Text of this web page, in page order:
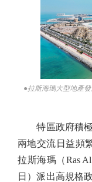
●拉斯海瑪大型地產
特區政府積極
兩地交流日益頻
拉斯海瑪（Ras
日）派出高規格